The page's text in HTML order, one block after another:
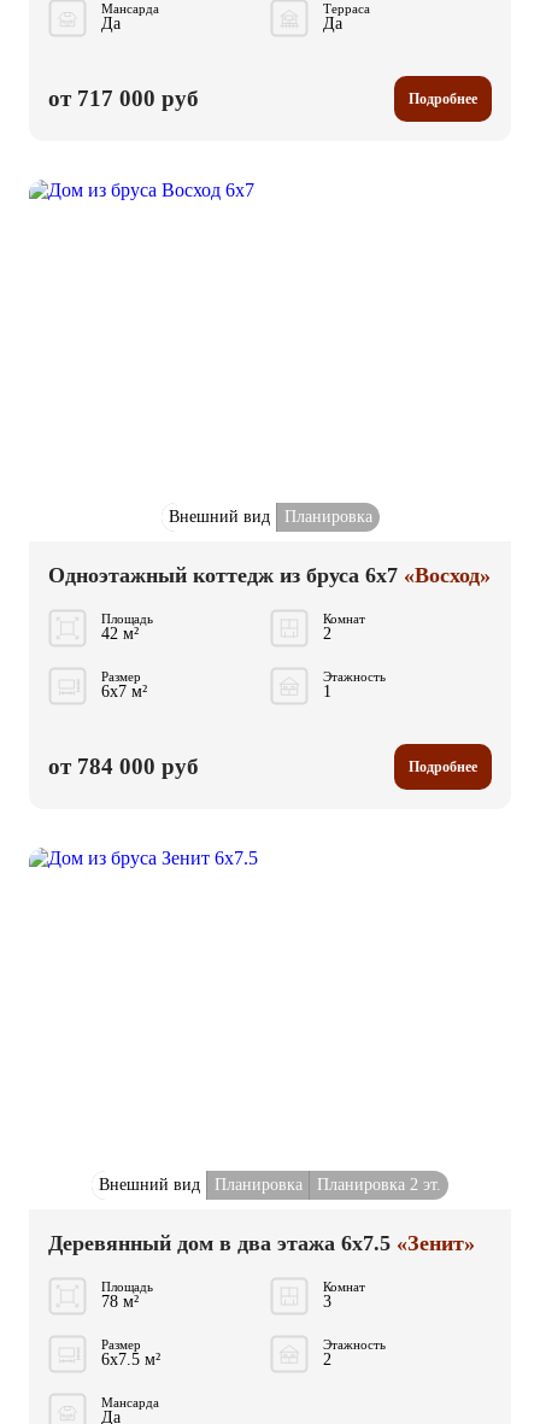
Мансарда
Да
Терраса
Да
от 717 000 руб Подробнее
Внешний вид Планировка
Одноэтажный коттедж из бруса 6x7 «Восход»
Площадь
42 м²
Комнат
2
Размер
6x7 м²
Этажность
1
от 784 000 руб Подробнее
Внешний вид Планировка Планировка 2 эт.
Деревянный дом в два этажа 6x7.5 «Зенит»
Площадь
78 м²
Комнат
3
Размер
6x7.5 м²
Этажность
2
Мансарда
Да